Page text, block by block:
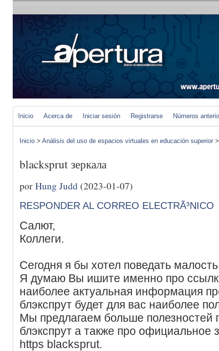
Inicio Acerca de Iniciar sesión Registrarse Números
Inicio > Análisis del uso de espacios virtuales en educación superior
blacksprut зеркала
porHung Judd (2023-01-07)
RESPONDER AL CORREO ELECTRÃ³NICO
Салют,
Коллеги.
Сегодня я бы хотел поведать
Я думаю Вы ишите именно про
наиболее актуальная информация
блэкспрут будет для вас наиболее
Мы предлагаем больше
блэкспрут а также про официальное
https blacksprut.